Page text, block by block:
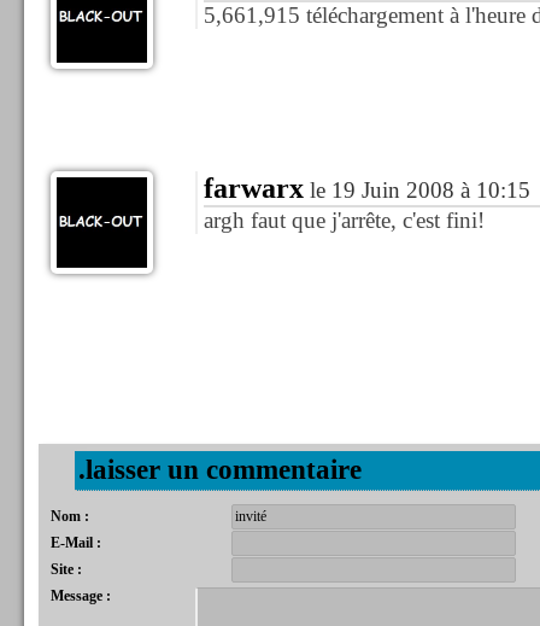
5,661,915 téléchargement à l'heure
farwarxle 19 Juin 2008 à 10:15
argh faut que j'arrête, c'est fini!
.laisser un commentaire
Nom :
E-Mail :
Site :
Message :